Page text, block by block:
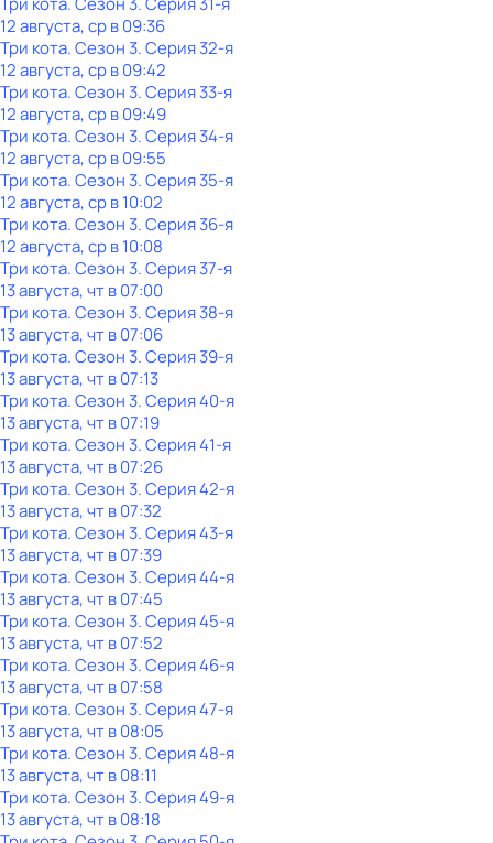
12 августа, ср в 09:36
Три кота. Сезон 3. Серия 32-я
12 августа, ср в 09:42
Три кота. Сезон 3. Серия 33-я
12 августа, ср в 09:49
Три кота. Сезон 3. Серия 34-я
12 августа, ср в 09:55
Три кота. Сезон 3. Серия 35-я
12 августа, ср в 10:02
Три кота. Сезон 3. Серия 36-я
12 августа, ср в 10:08
Три кота. Сезон 3. Серия 37-я
13 августа, чт в 07:00
Три кота. Сезон 3. Серия 38-я
13 августа, чт в 07:06
Три кота. Сезон 3. Серия 39-я
13 августа, чт в 07:13
Три кота. Сезон 3. Серия 40-я
13 августа, чт в 07:19
Три кота. Сезон 3. Серия 41-я
13 августа, чт в 07:26
Три кота. Сезон 3. Серия 42-я
13 августа, чт в 07:32
Три кота. Сезон 3. Серия 43-я
13 августа, чт в 07:39
Три кота. Сезон 3. Серия 44-я
13 августа, чт в 07:45
Три кота. Сезон 3. Серия 45-я
13 августа, чт в 07:52
Три кота. Сезон 3. Серия 46-я
13 августа, чт в 07:58
Три кота. Сезон 3. Серия 47-я
13 августа, чт в 08:05
Три кота. Сезон 3. Серия 48-я
13 августа, чт в 08:11
Три кота. Сезон 3. Серия 49-я
13 августа, чт в 08:18